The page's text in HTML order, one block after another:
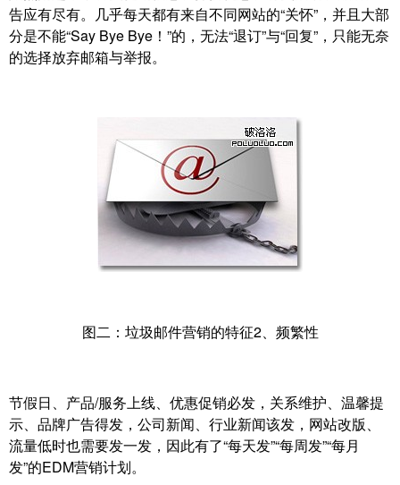
告应有尽有。几乎每天都有来自不同网站的“关怀”，并且大部
分是不能“Say Bye Bye！”的，无法“退订”与“回复”，只能无奈
的选择放弃邮箱与举报。
图二：垃圾邮件营销的特征2、频繁性
节假日、产品/服务上线、优惠促销必发，关系维护、温馨提
示、品牌广告得发，公司新闻、行业新闻该发，网站改版、
流量低时也需要发一发，因此有了“每天发”“每周发”“每月
发”的EDM营销计划。